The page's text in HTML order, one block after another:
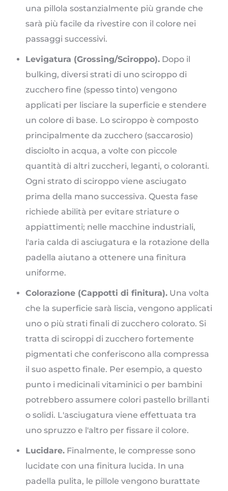
una pillola sostanzialmente più grande che
sarà più facile da rivestire con il colore nei
passaggi successivi.
Levigatura (Grossing/Sciroppo). Dopo il
bulking, diversi strati di uno sciroppo di
zucchero fine (spesso tinto) vengono
applicati per lisciare la superficie e stendere
un colore di base. Lo sciroppo è composto
principalmente da zucchero (saccarosio)
disciolto in acqua, a volte con piccole
quantità di altri zuccheri, leganti, o coloranti.
Ogni strato di sciroppo viene asciugato
prima della mano successiva. Questa fase
richiede abilità per evitare striature o
appiattimenti; nelle macchine industriali,
l'aria calda di asciugatura e la rotazione della
padella aiutano a ottenere una finitura
uniforme.
Colorazione (Cappotti di finitura). Una volta
che la superficie sarà liscia, vengono applicati
uno o più strati finali di zucchero colorato. Si
tratta di sciroppi di zucchero fortemente
pigmentati che conferiscono alla compressa
il suo aspetto finale. Per esempio, a questo
punto i medicinali vitaminici o per bambini
potrebbero assumere colori pastello brillanti
o solidi. L'asciugatura viene effettuata tra
uno spruzzo e l'altro per fissare il colore.
Lucidare. Finalmente, le compresse sono
lucidate con una finitura lucida. In una
padella pulita, le pillole vengono burattate